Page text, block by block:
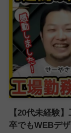
【20代未経験
卒でもWEBデ